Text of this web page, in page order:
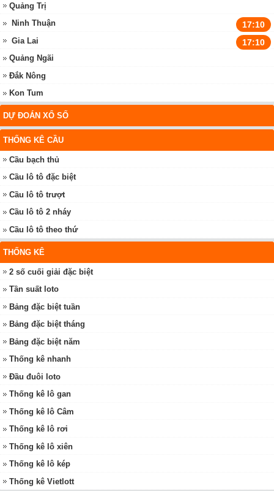
Quảng Trị
Ninh Thuận
17:10
Gia Lai 17:10
Quảng Ngãi
Đắk Nông
Kon Tum
DỰ ĐOÁN XỔ SỐ
THỐNG KÊ CẦU
Cầu bạch thủ
Cầu lô tô đặc biệt
Cầu lô tô trượt
Cầu lô tô 2 nháy
Cầu lô tô theo thứ
THỐNG KÊ
2 số cuối giải đặc biệt
Tần suất loto
Bảng đặc biệt tuần
Bảng đặc biệt tháng
Bảng đặc biệt năm
Thống kê nhanh
Đầu đuôi loto
Thống kê lô gan
Thống kê lô Câm
Thống kê lô rơi
Thống kê lô xiên
Thống kê lô kép
Thống kê Vietlott